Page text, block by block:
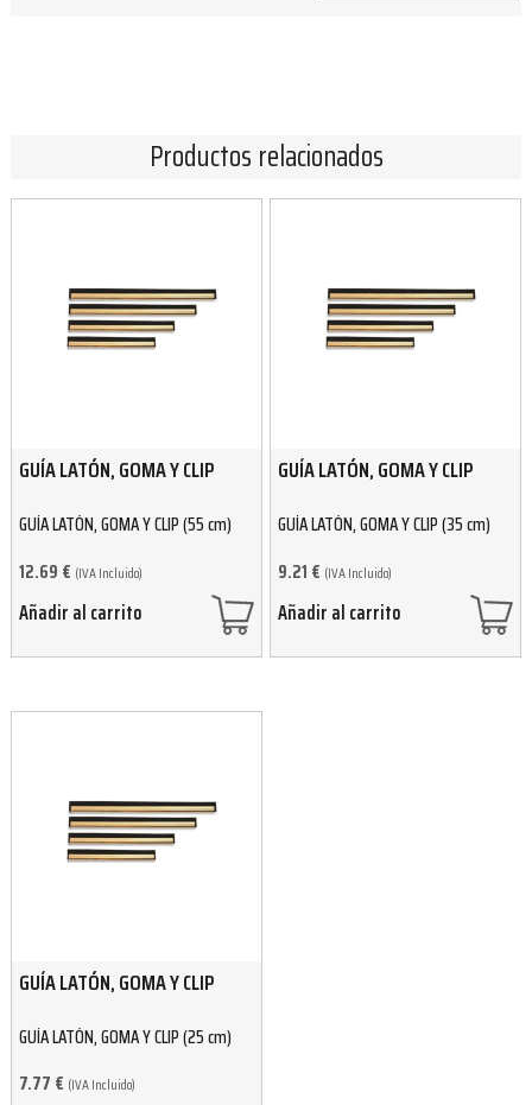
Productos relacionados
GUÍA LATÓN, GOMA Y CLIP
GUÍA LATÓN, GOMA Y CLIP (55 cm)
12.69 € (IVA Incluido)
Añadir al carrito
GUÍA LATÓN, GOMA Y CLIP
GUÍA LATÓN, GOMA Y CLIP (35 cm)
9.21 € (IVA Incluido)
Añadir al carrito
GUÍA LATÓN, GOMA Y CLIP
GUÍA LATÓN, GOMA Y CLIP (25 cm)
7.77 € (IVA Incluido)